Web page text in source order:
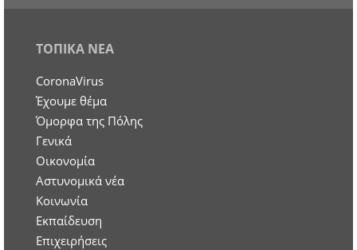
ΤΟΠΙΚΑ ΝΕΑ
CoronaVirus
Έχουμε θέμα
Όμορφα της Πόλης
Γενικά
Οικονομία
Aστυνομικά νέα
Κοινωνία
Εκπαίδευση
Επιχειρήσεις